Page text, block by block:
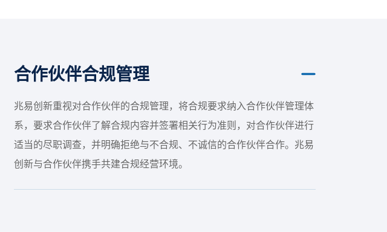
合作伙伴合规管理
兆易创新重视对合作伙伴的合规管理，将合规要求纳入合作伙伴管理体
系，要求合作伙伴了解合规内容并签署相关行为准则，对合作伙伴进行
适当的尽职调查，并明确拒绝与不合规、不诚信的合作伙伴合作。兆易
创新与合作伙伴携手共建合规经营环境。